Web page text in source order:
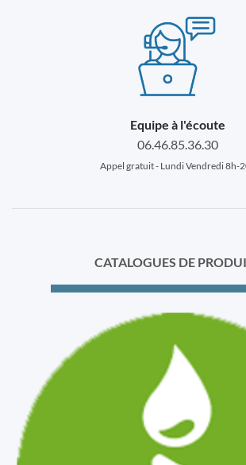
Equipe à l'écoute
06.46.85.36.30
Appel gratuit - Lundi Vendredi 8h-
CATALOGUES DE